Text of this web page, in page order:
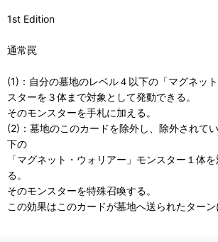
1st Edition
通常罠
(1)：自分の墓地のレベル４以下の「マグネッ
スターを３体まで対象として発動できる。
そのモンスターを手札に加える。
(2)：墓地のこのカードを除外し、除外されて
下の
「マグネット・ウォリアー」モンスター１体
る。
そのモンスターを特殊召喚する。
この効果はこのカードが墓地へ送られたターン